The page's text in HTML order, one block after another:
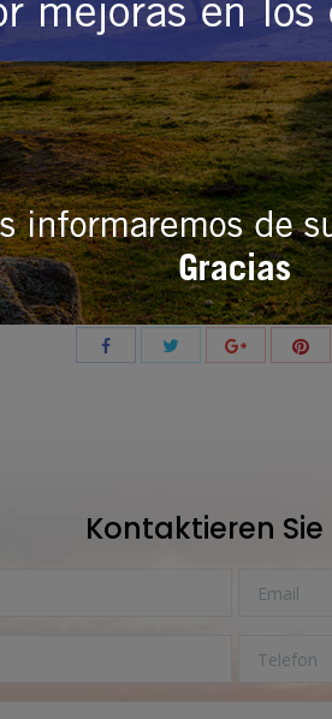
cerca de Cordoba , dónde
y ven a La Jarilla. Sus
para el descanso.
te puedes relajar en
al lado de la chimenea.
¡LLAMA
Compartir este post
Share Share
Kontaktieren Sie